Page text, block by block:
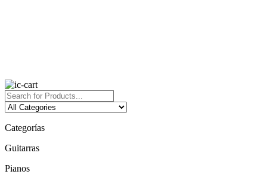
Categorías
Guitarras
Pianos